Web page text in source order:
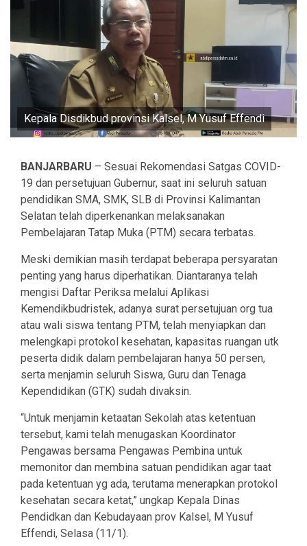
Kepala Disdikbud provinsi Kalsel, M Yusuf Effendi
BANJARBARU – Sesuai Rekomendasi Satgas COVID-
19 dan persetujuan Gubernur, saat ini seluruh satuan
pendidikan SMA, SMK, SLB di Provinsi Kalimantan
Selatan telah diperkenankan melaksanakan
Pembelajaran Tatap Muka (PTM) secara terbatas.
Meski demikian masih terdapat beberapa persyaratan
penting yang harus diperhatikan. Diantaranya telah
mengisi Daftar Periksa melalui Aplikasi
Kemendikbudristek, adanya surat persetujuan org tua
atau wali siswa tentang PTM, telah menyiapkan dan
melengkapi protokol kesehatan, kapasitas ruangan utk
peserta didik dalam pembelajaran hanya 50 persen,
serta menjamin seluruh Siswa, Guru dan Tenaga
Kependidikan (GTK) sudah divaksin.
“Untuk menjamin ketaatan Sekolah atas ketentuan
tersebut, kami telah menugaskan Koordinator
Pengawas bersama Pengawas Pembina untuk
memonitor dan membina satuan pendidikan agar taat
pada ketentuan yg ada, terutama menerapkan protokol
kesehatan secara ketat,” ungkap Kepala Dinas
Pendidkan dan Kebudayaan prov Kalsel, M Yusuf
Effendi, Selasa (11/1).